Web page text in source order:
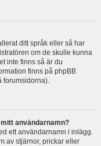
ditt språk eller så har
om de skulle kunna
inte finns så är du
finns på phpBB
forumsidorna).
användarnamn?
ett användarnamn i inlägg.
av stjärnor, prickar eller